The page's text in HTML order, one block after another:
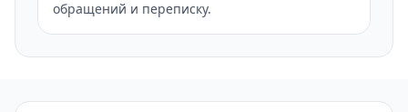
обращений и переписку.